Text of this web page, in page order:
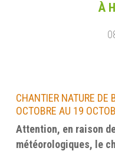
À
CHANTIER NATURE DE
OCTOBRE AU 19
Attention, en raison
météorologiques, le